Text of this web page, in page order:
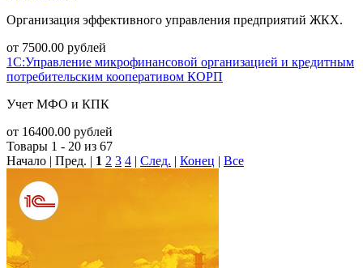
Организация эффективного управления предприятий ЖКХ.
от 7500.00 рублей
1С:Управление микрофинансовой организацией и кредитным
потребительским кооперативом КОРП
Учет МФО и КПК
от 16400.00 рублей
Товары 1 - 20 из 67
Начало | Пред. | 1 2 3 4 | След. | Конец | Все